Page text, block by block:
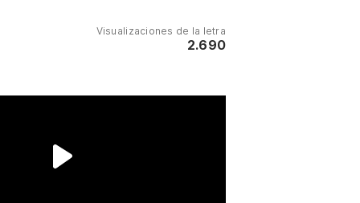
Visualizaciones de la letra
2.690